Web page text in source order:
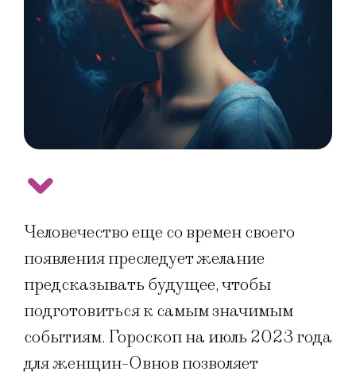
Человечество еще со времен своего
появления преследует желание
предсказывать будущее, чтобы
подготовиться к самым значимым
событиям. Гороскоп на июль 2023 года
для женщин-Овнов позволяет